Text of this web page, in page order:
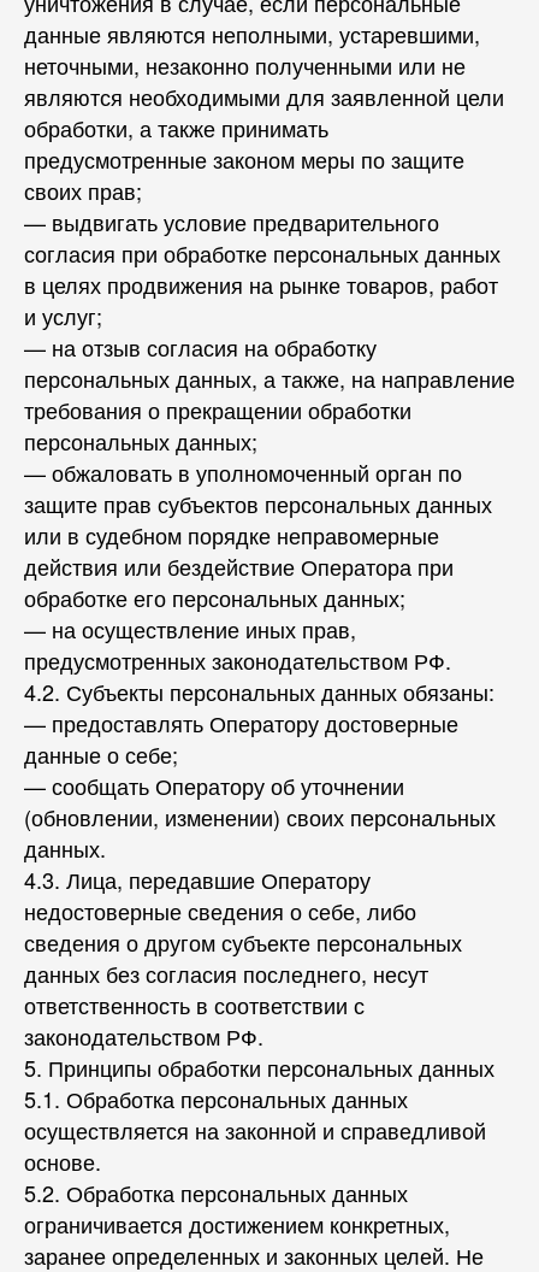
данные являются неполными, устаревшими,
неточными, незаконно полученными или не
являются необходимыми для заявленной цели
обработки, а также принимать
предусмотренные законом меры по защите
своих прав;
— выдвигать условие предварительного
согласия при обработке персональных данных
в целях продвижения на рынке товаров, работ
и услуг;
— на отзыв согласия на обработку
персональных данных, а также, на направление
требования о прекращении обработки
персональных данных;
— обжаловать в уполномоченный орган по
защите прав субъектов персональных данных
или в судебном порядке неправомерные
действия или бездействие Оператора при
обработке его персональных данных;
— на осуществление иных прав,
предусмотренных законодательством РФ.
4.2. Субъекты персональных данных обязаны:
— предоставлять Оператору достоверные
данные о себе;
— сообщать Оператору об уточнении
(обновлении, изменении) своих персональных
данных.
4.3. Лица, передавшие Оператору
недостоверные сведения о себе, либо
сведения о другом субъекте персональных
данных без согласия последнего, несут
ответственность в соответствии с
законодательством РФ.
5. Принципы обработки персональных данных
5.1. Обработка персональных данных
осуществляется на законной и справедливой
основе.
5.2. Обработка персональных данных
ограничивается достижением конкретных,
заранее определенных и законных целей. Не